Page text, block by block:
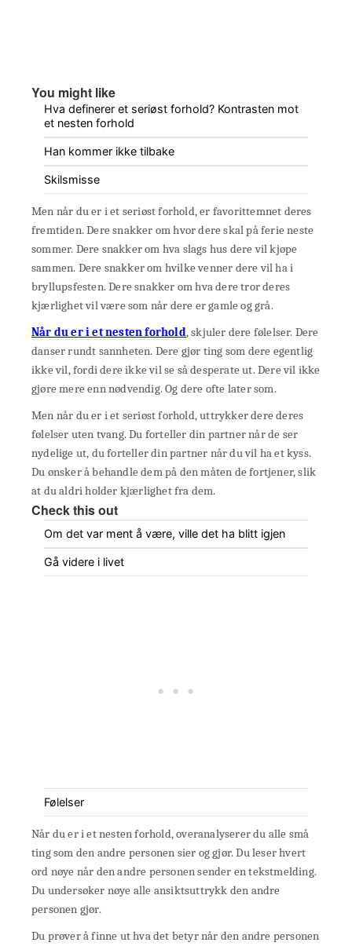
You might like
Hva definerer et seriøst forhold? Kontrasten mot
et nesten forhold
Han kommer ikke tilbake
Skilsmisse
Men når du er i et seriøst forhold, er favorittemnet deres
fremtiden. Dere snakker om hvor dere skal på ferie neste
sommer. Dere snakker om hva slags hus dere vil kjøpe
sammen. Dere snakker om hvilke venner dere vil ha i
bryllupsfesten. Dere snakker om hva dere tror deres
kjærlighet vil være som når dere er gamle og grå.
Når du er i et nesten forhold, skjuler dere følelser. Dere
danser rundt sannheten. Dere gjør ting som dere egentlig
ikke vil, fordi dere ikke vil se så desperate ut. Dere vil ikke
gjøre mere enn nødvendig. Og dere ofte later som.
Men når du er i et seriøst forhold, uttrykker dere deres
følelser uten tvang. Du forteller din partner når de ser
nydelige ut, du forteller din partner når du vil ha et kyss.
Du ønsker å behandle dem på den måten de fortjener, slik
at du aldri holder kjærlighet fra dem.
Check this out
Om det var ment å være, ville det ha blitt igjen
Gå videre i livet
Følelser
Når du er i et nesten forhold, overanalyserer du alle små
ting som den andre personen sier og gjør. Du leser hvert
ord nøye når den andre personen sender en tekstmelding.
Du undersøker nøye alle ansiktsuttrykk den andre
personen gjør.
Du prøver å finne ut hva det betyr når den andre personen